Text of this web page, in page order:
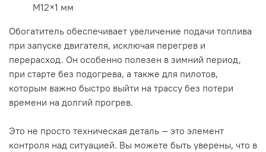
M12×1 мм
Обогатитель обеспечивает увеличение подачи топлива
при запуске двигателя, исключая перегрев и
перерасход. Он особенно полезен в зимний период,
при старте без подогрева, а также для пилотов,
которым важно быстро выйти на трассу без потери
времени на долгий прогрев.
Это не просто техническая деталь — это элемент
контроля над ситуацией. Вы можете быть уверены, что в